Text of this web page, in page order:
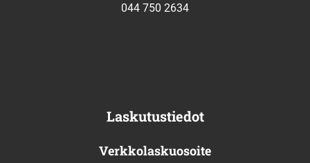
044 750 2634
Laskutustiedot
Verkkolaskuosoite